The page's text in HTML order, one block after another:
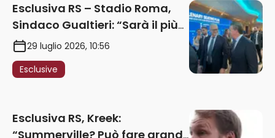
Esclusiva RS – Stadio Roma,
Sindaco Gualtieri: “Sarà il più
iconico del mondo. Assoluta
unità politica. Prima pietra nel
2027. Ricorsi strumentali?
29 luglio 2026, 10:56
Esclusive
Esclusiva RS, Kreek:
“Summerville? Può fare grandi